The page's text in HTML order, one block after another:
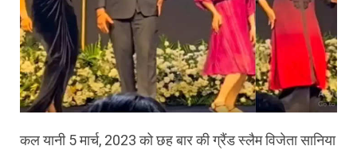
कल यानी 5 मार्च, 2023 को छह बार की ग्रैंड स्लैम विजेता सानिया